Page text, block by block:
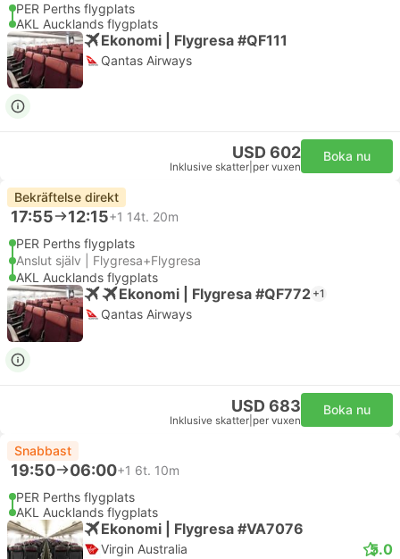
PER Perths flygplats
AKL Aucklands flygplats
Ekonomi | Flygresa #QF111
Qantas Airways
USD 602
Inklusive skatter per vuxen
Boka nu
Bekräftelse direkt
17:55 12:15+1 14t. 20m
PER Perths flygplats
Anslut själv | Flygresa+Flygresa
AKL Aucklands flygplats
Ekonomi | Flygresa #QF772 +1
Qantas Airways
USD 683
Inklusive skatter per vuxen
Boka nu
Snabbast
19:50 06:00+1 6t. 10m
PER Perths flygplats
AKL Aucklands flygplats
Ekonomi | Flygresa #VA7076
Virgin Australia 5.0